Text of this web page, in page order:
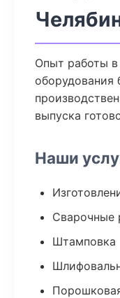
Опыт работы в
оборудования
выпуска
Наши
Сварочные
Штамповка